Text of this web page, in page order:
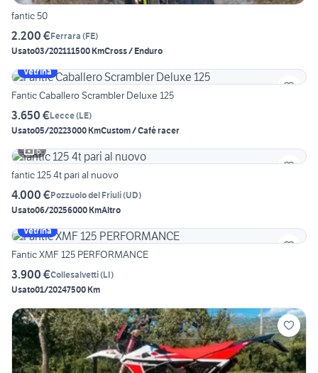
fantic 50
2.200 €Ferrara (FE)
Usato03/202111500 KmCross / Enduro
Vetrina
Fantic Caballero Scrambler Deluxe 125
3.650 €Lecce(LE)
Usato05/20223000 KmCustom / Café racer
6
fantic 125 4t pari al nuovo
4.000 €Pozzuolo del Friuli(UD)
Usato06/20256000 KmAltro
Vetrina
Fantic XMF 125 PERFORMANCE
3.900 €Collesalvetti(LI)
Usato01/20247500 Km